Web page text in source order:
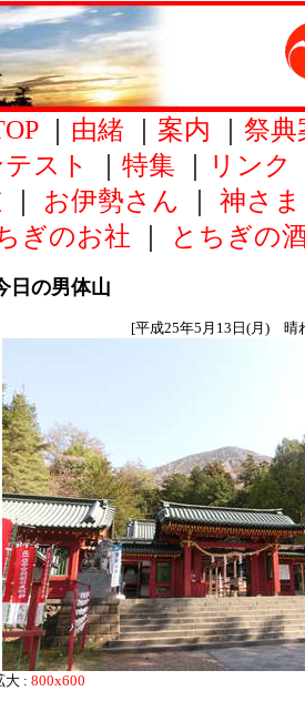
｜ 由緒 案内
祭典
スト 特集 リンク
お伊勢さん 神さま
ぎのお社 とちぎの
日の男体山
[平成25年5月13日(月) 晴
大 : 800x600